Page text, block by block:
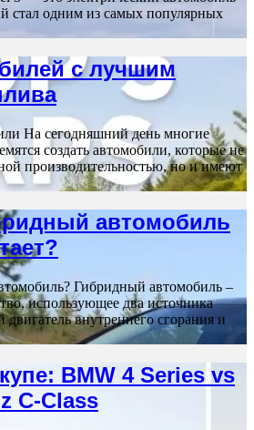
стал одним из самых популярных
с лучшим
На сегодняшний день многие
создать автомобили, которые не
производительностью, но и имеют
автомобиль
Гибридный автомобиль –
использующее два источника
внутреннего сгорания и
BMW 4 Series vs
C-Class